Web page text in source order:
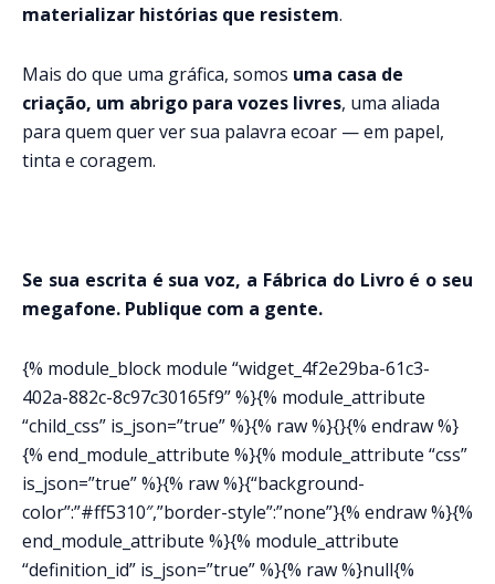
materializar histórias que resistem.
Mais do que uma gráfica, somos uma casa de
criação, um abrigo para vozes livres, uma aliada
para quem quer ver sua palavra ecoar — em papel,
tinta e coragem.
Se sua escrita é sua voz, a Fábrica do Livro é o seu
megafone. Publique com a gente.
{% module_block module “widget_4f2e29ba-61c3-
402a-882c-8c97c30165f9” %}{% module_attribute
“child_css” is_json=”true” %}{% raw %}{}{% endraw %}
{% end_module_attribute %}{% module_attribute “css”
is_json=”true” %}{% raw %}{“background-
color”:”#ff5310″,”border-style”:”none”}{% endraw %}{%
end_module_attribute %}{% module_attribute
“definition_id” is_json=”true” %}{% raw %}null{%